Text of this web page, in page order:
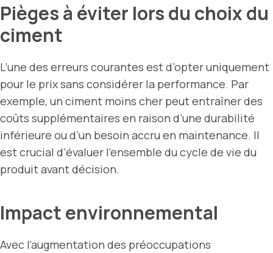
Pièges à éviter lors du choix du
ciment
L’une des erreurs courantes est d’opter uniquement
pour le prix sans considérer la performance. Par
exemple, un ciment moins cher peut entraîner des
coûts supplémentaires en raison d’une durabilité
inférieure ou d’un besoin accru en maintenance. Il
est crucial d’évaluer l’ensemble du cycle de vie du
produit avant décision.
Impact environnemental
Avec l’augmentation des préoccupations